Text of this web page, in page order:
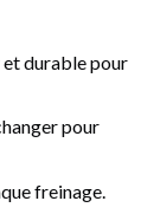
et durable pour
pour
freinage.